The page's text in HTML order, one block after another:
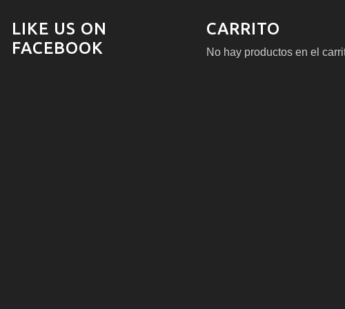
LIKE US ON
FACEBOOK
CARRITO
No hay productos en el